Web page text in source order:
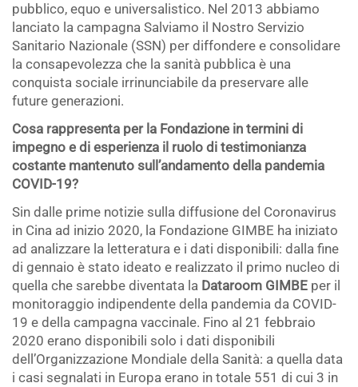
pubblico, equo e universalistico. Nel 2013 abbiamo
lanciato la campagna Salviamo il Nostro Servizio
Sanitario Nazionale (SSN) per diffondere e consolidare
la consapevolezza che la sanità pubblica è una
conquista sociale irrinunciabile da preservare alle
future generazioni.
Cosa rappresenta per la Fondazione in termini di
impegno e di esperienza il ruolo di testimonianza
costante mantenuto sull’andamento della pandemia
COVID-19?
Sin dalle prime notizie sulla diffusione del Coronavirus
in Cina ad inizio 2020, la Fondazione GIMBE ha iniziato
ad analizzare la letteratura e i dati disponibili: dalla fine
di gennaio è stato ideato e realizzato il primo nucleo di
quella che sarebbe diventata la Dataroom GIMBE per il
monitoraggio indipendente della pandemia da COVID-
19 e della campagna vaccinale. Fino al 21 febbraio
2020 erano disponibili solo i dati disponibili
dell’Organizzazione Mondiale della Sanità: a quella data
i casi segnalati in Europa erano in totale 551 di cui 3 in